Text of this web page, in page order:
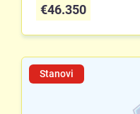
€46.350
Stanovi